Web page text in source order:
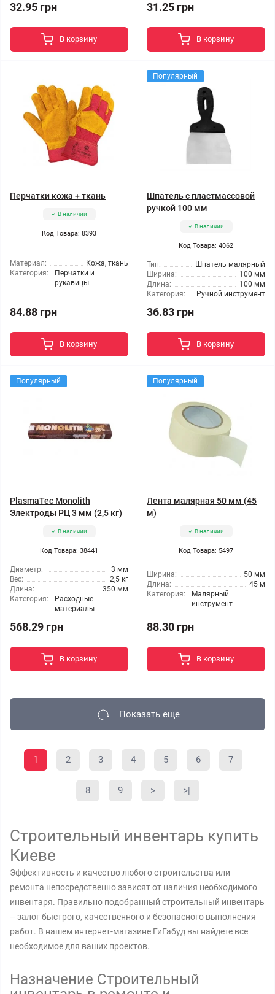
32.95 грн
В корзину
31.25 грн
В корзину
Перчатки кожа + ткань
В наличии
Код Товара: 8393
Материал:
Кожа, ткань
Категория:
Перчатки и
рукавицы
84.88 грн
В корзину
Популярный
Шпатель с пластмассовой
ручкой 100 мм
В наличии
Код Товара: 4062
Тип:
Шпатель малярный
Ширина:
100 мм
Длина:
100 мм
Категория:
Ручной инструмент
36.83 грн
В корзину
Популярный
PlasmaTec Monolith
Электроды РЦ 3 мм (2,5 кг)
В наличии
Код Товара: 38441
Диаметр:
3 мм
Вес:
2,5 кг
Длина:
350 мм
Категория:
Расходные
материалы
568.29 грн
В корзину
Популярный
Лента малярная 50 мм (45
м)
В наличии
Код Товара: 5497
Ширина:
50 мм
Длина:
45 м
Категория:
Малярный
инструмент
88.30 грн
В корзину
Показать еще
1 2 3 4 5 6 7
8 9 > >|
Строительный инвентарь купить
Киеве
Эффективность и качество любого строительства или
ремонта непосредственно зависят от наличия необходимого
инвентаря. Правильно подобранный строительный инвентарь
– залог быстрого, качественного и безопасного выполнения
работ. В нашем интернет-магазине ГиГабуд вы найдете все
необходимое для ваших проектов.
Назначение Строительный